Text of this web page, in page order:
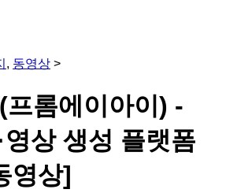
, 동영상 >
롬에이아이) -
영상 생성 플랫폼
영상]